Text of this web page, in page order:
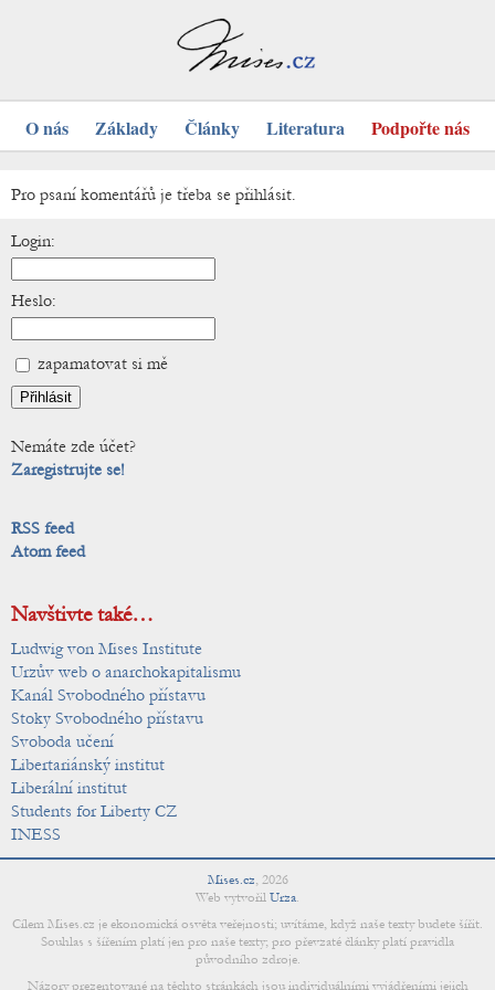
O nás Základy Články Literatura Podpořte nás
Pro psaní komentářů je třeba se přihlásit.
Login:
Heslo:
zapamatovat si mě
Nemáte zde účet?
Zaregistrujte se!
RSS feed
Atom feed
Navštivte také…
Ludwig von Mises Institute
Urzův web o anarchokapitalismu
Kanál Svobodného přístavu
Stoky Svobodného přístavu
Svoboda učení
Libertariánský institut
Liberální institut
Students for Liberty CZ
INESS
Mises.cz, 2026
Web vytvořil Urza.
Cílem Mises.cz je ekonomická osvěta veřejnosti; uvítáme, když naše texty budete šířit.
Souhlas s šířením platí jen pro naše texty; pro převzaté články platí pravidla
původního zdroje.
Názory prezentované na těchto stránkách jsou individuálními vyjádřeními jejich